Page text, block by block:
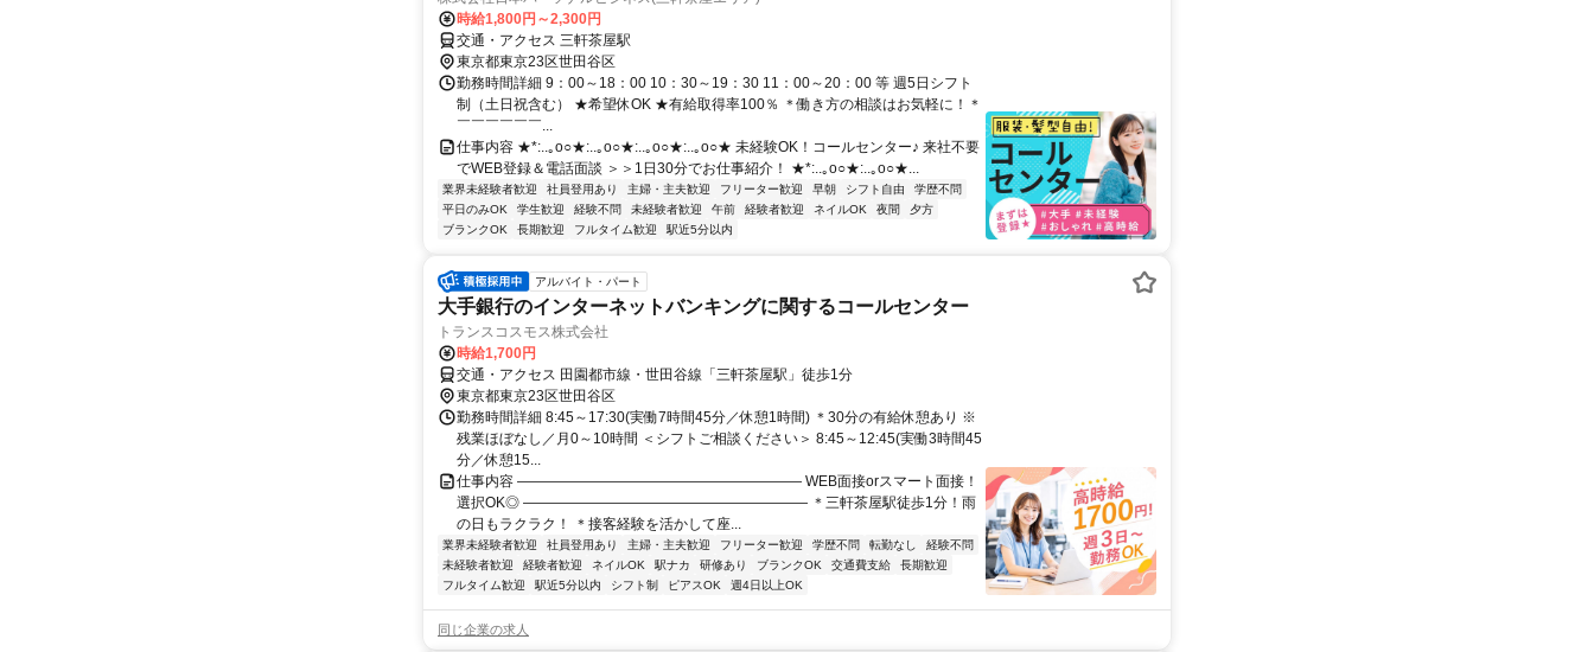
時給1,800円～2,300円
交通・アクセス 三軒茶屋駅
東京都東京23区世田谷区
勤務時間詳細 9：00～18：00 10：30～19：30 11：00～20：00 等 週5日シフト
制（土日祝含む） ★希望休OK ★有給取得率100％ ＊働き方の相談はお気軽に！＊
￣￣￣￣￣￣...
仕事内容 ★*:..｡o○★:..｡o○★:..｡o○★:..｡o○★ 未経験OK！コールセンター♪ 来社不要
でWEB登録＆電話面談 ＞＞1日30分でお仕事紹介！ ★*:..｡o○★:..｡o○★...
業界未経験者歓迎 社員登用あり 主婦・主夫歓迎 フリーター歓迎 早朝 シフト自由
学歴不問
平日のみOK
学生歓迎 経験不問 未経験者歓迎 午前 経験者歓迎 ネイルOK 夜間
夕方
ブランクOK
長期歓迎 フルタイム歓迎 駅近5分以内
アルバイト・パート
大手銀行のインターネットバンキングに関するコールセンター
トランスコスモス株式会社
時給1,700円
交通・アクセス 田園都市線・世田谷線「三軒茶屋駅」徒歩1分
東京都東京23区世田谷区
勤務時間詳細 8:45～17:30(実働7時間45分／休憩1時間) ＊30分の有給休憩あり ※
残業ほぼなし／月0～10時間 ＜シフトご相談ください＞ 8:45～12:45(実働3時間45
分／休憩15...
仕事内容 ―――――――――――――――――――― WEB面接orスマート面接！
選択OK◎ ―――――――――――――――――――― ＊三軒茶屋駅徒歩1分！雨
の日もラクラク！ ＊接客経験を活かして座...
業界未経験者歓迎 社員登用あり 主婦・主夫歓迎 フリーター歓迎 学歴不問 転勤なし
経験不問
未経験者歓迎
経験者歓迎 ネイルOK 駅ナカ 研修あり ブランクOK 交通費支給
長期歓迎
フルタイム歓迎
駅近5分以内 シフト制 ピアスOK 週4日以上OK
同じ企業の求人